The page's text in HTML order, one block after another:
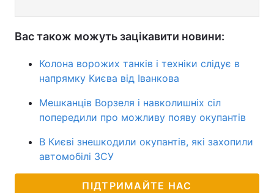
Вас також можуть зацікавити новини:
Колона ворожих танків і техніки слідує в
напрямку Києва від Іванкова
Мешканців Ворзеля і навколишніх сіл
попередили про можливу появу окупантів
В Києві знешкодили окупантів, які захопили
автомобілі ЗСУ
ПІДТРИМАЙТЕ НАС